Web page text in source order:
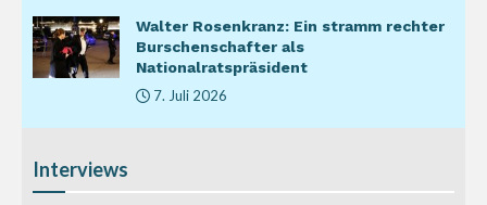
Walter Rosenkranz: Ein stramm rechter
Burschenschafter als
Nationalratspräsident
7. Juli 2026
Interviews